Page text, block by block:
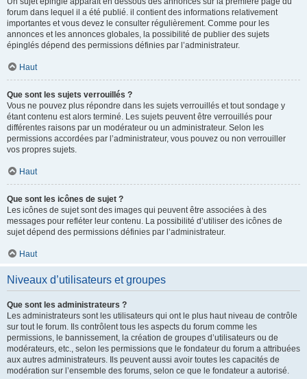
forum dans lequel il a été publié. il contient des informations relativement
importantes et vous devez le consulter régulièrement. Comme pour les
annonces et les annonces globales, la possibilité de publier des sujets
épinglés dépend des permissions définies par l’administrateur.
Haut
Que sont les sujets verrouillés ?
Vous ne pouvez plus répondre dans les sujets verrouillés et tout sondage y
étant contenu est alors terminé. Les sujets peuvent être verrouillés pour
différentes raisons par un modérateur ou un administrateur. Selon les
permissions accordées par l’administrateur, vous pouvez ou non verrouiller
vos propres sujets.
Haut
Que sont les icônes de sujet ?
Les icônes de sujet sont des images qui peuvent être associées à des
messages pour refléter leur contenu. La possibilité d’utiliser des icônes de
sujet dépend des permissions définies par l’administrateur.
Haut
Niveaux d’utilisateurs et groupes
Que sont les administrateurs ?
Les administrateurs sont les utilisateurs qui ont le plus haut niveau de contrôle
sur tout le forum. Ils contrôlent tous les aspects du forum comme les
permissions, le bannissement, la création de groupes d’utilisateurs ou de
modérateurs, etc., selon les permissions que le fondateur du forum a attribuées
aux autres administrateurs. Ils peuvent aussi avoir toutes les capacités de
modération sur l’ensemble des forums, selon ce que le fondateur a autorisé.